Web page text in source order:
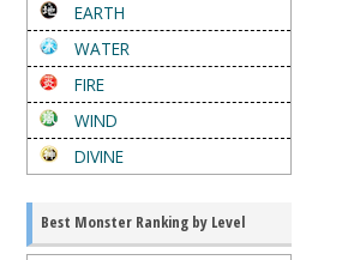
EARTH
WATER
FIRE
WIND
DIVINE
Best Monster Ranking by Level